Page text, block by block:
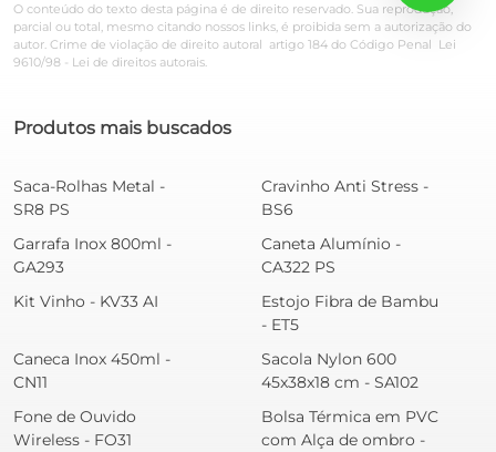
O conteúdo do texto desta página é de direito reservado. Sua reprodução,
parcial ou total, mesmo citando nossos links, é proibida sem a autorização do
autor. Crime de violação de direito autoral  artigo 184 do Código Penal  Lei
9610/98 - Lei de direitos autorais.
Produtos mais buscados
Saca-Rolhas Metal -
SR8 PS
Garrafa Inox 800ml -
GA293
Kit Vinho - KV33 AI
Cravinho Anti Stress -
BS6
Caneta Alumínio -
CA322 PS
Estojo Fibra de Bambu
- ET5
Caneca Inox 450ml -
CN11
Fone de Ouvido
Wireless - FO31
Sacola Nylon 600
45x38x18 cm - SA102
Bolsa Térmica em PVC
com Alça de ombro -